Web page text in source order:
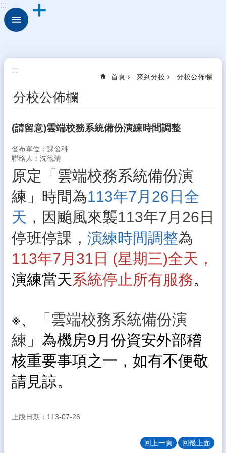
跳到主要內容區塊
進
來
分
校
住
學
習
中
心
校
園
動
態
認
識
文
光
學
資
源
常
用
網
站
務
:::
:::
首頁 來到分校 分校公佈欄
分校公佈欄
(請留意)雲端校務系統備份演練時間調整
發布單位：課發科
聯絡人：沈德清
原定「雲端校務系統備份演
練」時間為113年7月26日全
天 ，因颱風來襲113年7月26日
停班停課， 演練時間調整為
113年7月31日 (星期三)全天，
演練當天系統停止所有服務。
※、
「雲端校務系統備份演
練」 為機房9月份資安外部稽
核重要事項之一，如有不便敬
請見諒。
上版日期：113-07-26
回上一頁 回最上面